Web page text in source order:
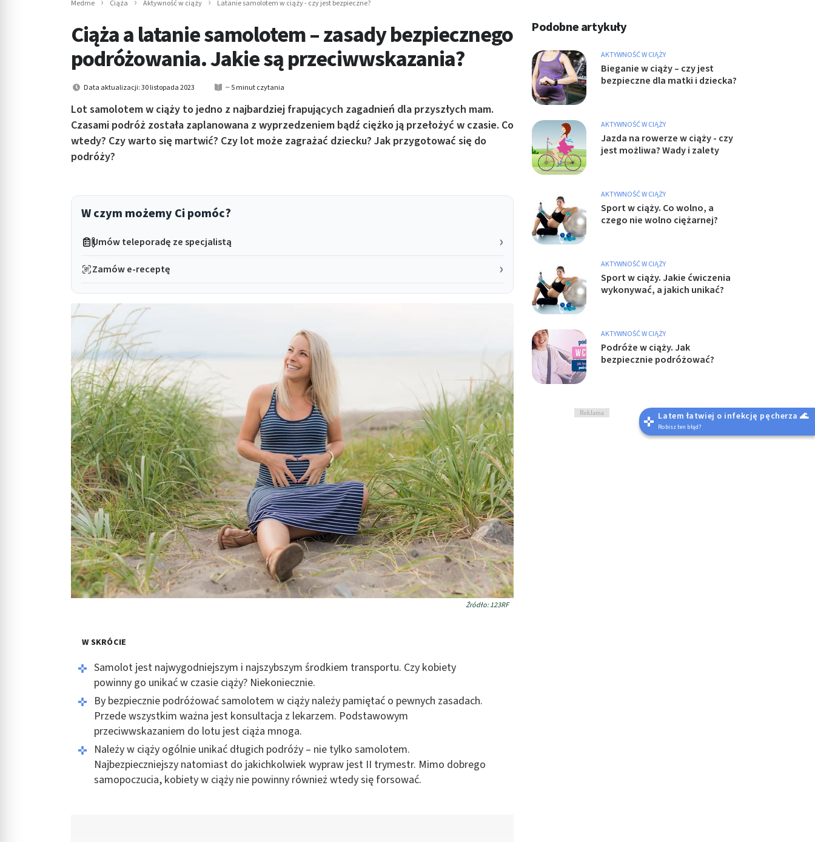
Medme Ciąża Aktywność w ciąży Latanie samolotem w ciąży - czy jest bezpieczne?
Ciąża a latanie samolotem – zasady bezpiecznego
podróżowania. Jakie są przeciwwskazania?
Data aktualizacji: 30 listopada 2023 ~ 5 minut czytania
Lot samolotem w ciąży to jedno z najbardziej frapujących zagadnień dla przyszłych mam.
Czasami podróż została zaplanowana z wyprzedzeniem bądź ciężko ją przełożyć w czasie. Co
wtedy? Czy warto się martwić? Czy lot może zagrażać dziecku? Jak przygotować się do
podróży?
W czym możemy Ci pomóc?
Umów teleporadę ze specjalistą
Zamów e-receptę
Źródło: 123RF
W SKRÓCIE
Samolot jest najwygodniejszym i najszybszym środkiem transportu. Czy kobiety
powinny go unikać w czasie ciąży? Niekoniecznie.
By bezpiecznie podróżować samolotem w ciąży należy pamiętać o pewnych zasadach.
Przede wszystkim ważna jest konsultacja z lekarzem. Podstawowym
przeciwwskazaniem do lotu jest ciąża mnoga.
Należy w ciąży ogólnie unikać długich podróży – nie tylko samolotem.
Najbezpieczniejszy natomiast do jakichkolwiek wypraw jest II trymestr. Mimo dobrego
samopoczucia, kobiety w ciąży nie powinny również wtedy się forsować.
Podobne artykuły
AKTYWNOŚĆ W CIĄŻY
Bieganie w ciąży – czy jest
bezpieczne dla matki i dziecka?
AKTYWNOŚĆ W CIĄŻY
Jazda na rowerze w ciąży - czy
jest możliwa? Wady i zalety
AKTYWNOŚĆ W CIĄŻY
Sport w ciąży. Co wolno, a
czego nie wolno ciężarnej?
AKTYWNOŚĆ W CIĄŻY
Sport w ciąży. Jakie ćwiczenia
wykonywać, a jakich unikać?
AKTYWNOŚĆ W CIĄŻY
Podróże w ciąży. Jak
bezpiecznie podróżować?
Reklama Latem łatwiej o infekcję pęcherza 🌊
Robisz ten błąd?